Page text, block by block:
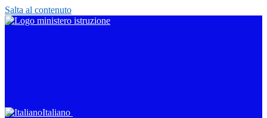
Salta al contenuto
Italiano